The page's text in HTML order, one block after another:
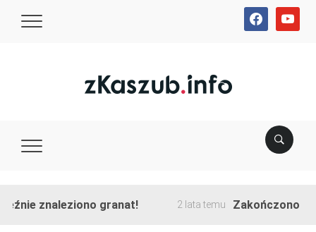
facebookyoutube
znaleziono granat! 2 lata temu Zakończono